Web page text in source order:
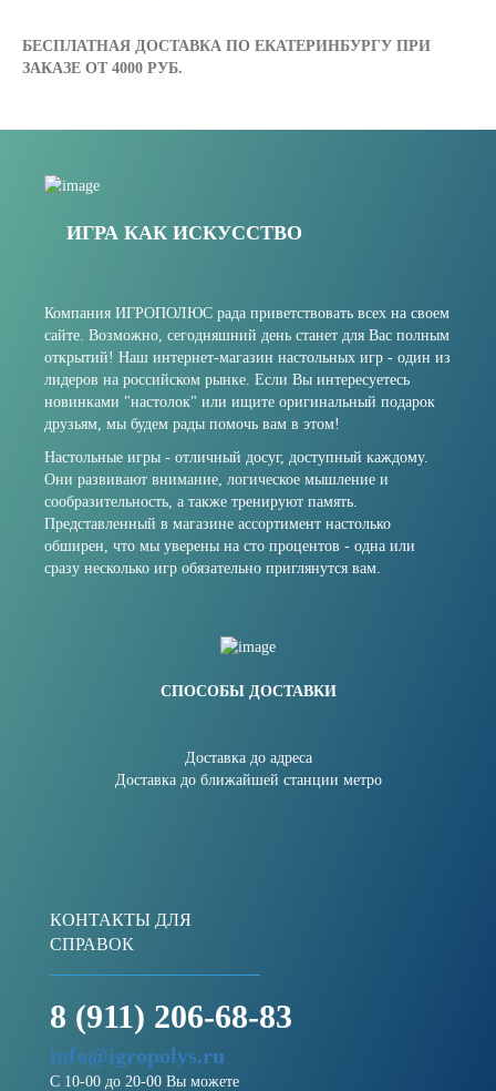
БЕСПЛАТНАЯ ДОСТАВКА ПО ЕКАТЕРИНБУРГУ ПРИ
ЗАКАЗЕ ОТ 4000 РУБ.
ИГРА КАК ИСКУССТВО
Компания ИГРОПОЛЮС рада приветствовать всех на своем
сайте. Возможно, сегодняшний день станет для Вас полным
открытий! Наш интернет-магазин настольных игр - один из
лидеров на российском рынке. Если Вы интересуетесь
новинками "настолок" или ищите оригинальный подарок
друзьям, мы будем рады помочь вам в этом!
Настольные игры - отличный досуг, доступный каждому.
Они развивают внимание, логическое мышление и
сообразительность, а также тренируют память.
Представленный в магазине ассортимент настолько
обширен, что мы уверены на сто процентов - одна или
сразу несколько игр обязательно приглянутся вам.
СПОСОБЫ ДОСТАВКИ
Доставка до адреса
Доставка до ближайшей станции метро
КОНТАКТЫ ДЛЯ
СПРАВОК
8 (911) 206-68-83
info@igropolys.ru
С 10-00 до 20-00 Вы можете